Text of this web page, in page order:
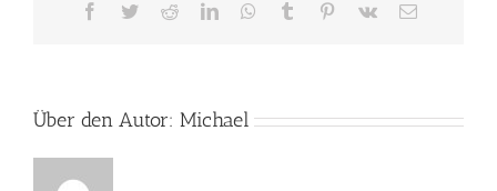
Facebook
TwitterRedditLinkedInWhatsApp
Tumblr Pinterest
Vk
E-
Über den Autor: Michael